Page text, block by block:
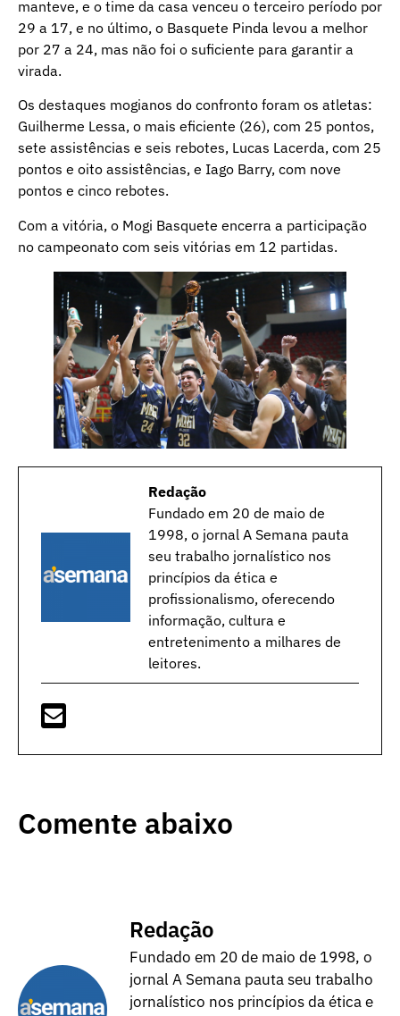
manteve, e o time da casa venceu o terceiro período por
29 a 17, e no último, o Basquete Pinda levou a melhor
por 27 a 24, mas não foi o suficiente para garantir a
virada.
Os destaques mogianos do confronto foram os atletas:
Guilherme Lessa, o mais eficiente (26), com 25 pontos,
sete assistências e seis rebotes, Lucas Lacerda, com 25
pontos e oito assistências, e Iago Barry, com nove
pontos e cinco rebotes.
Com a vitória, o Mogi Basquete encerra a participação
no campeonato com seis vitórias em 12 partidas.
Redação
Fundado em 20 de maio de
1998, o jornal A Semana pauta
seu trabalho jornalístico nos
princípios da ética e
profissionalismo, oferecendo
informação, cultura e
entretenimento a milhares de
leitores.
Comente abaixo
Redação
Fundado em 20 de maio de 1998, o
jornal A Semana pauta seu trabalho
jornalístico nos princípios da ética e